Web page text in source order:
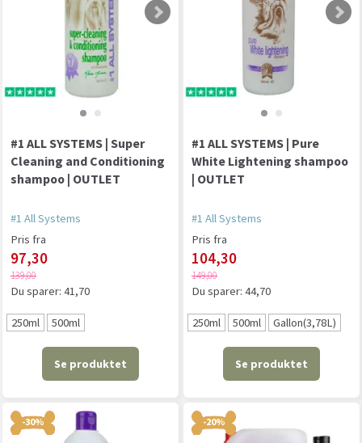
#1 ALL SYSTEMS | Super
Cleaning and Conditioning
shampoo | OUTLET
#1 All Systems
Pris fra
97,30
139,00
Du sparer: 41,70
250ml 500ml
Se produktet
#1 ALL SYSTEMS | Pure
White Lightening shampoo
| OUTLET
#1 All Systems
Pris fra
104,30
149,00
Du sparer: 44,70
250ml 500ml Gallon(3,78L)
Se produktet
-30% -20%